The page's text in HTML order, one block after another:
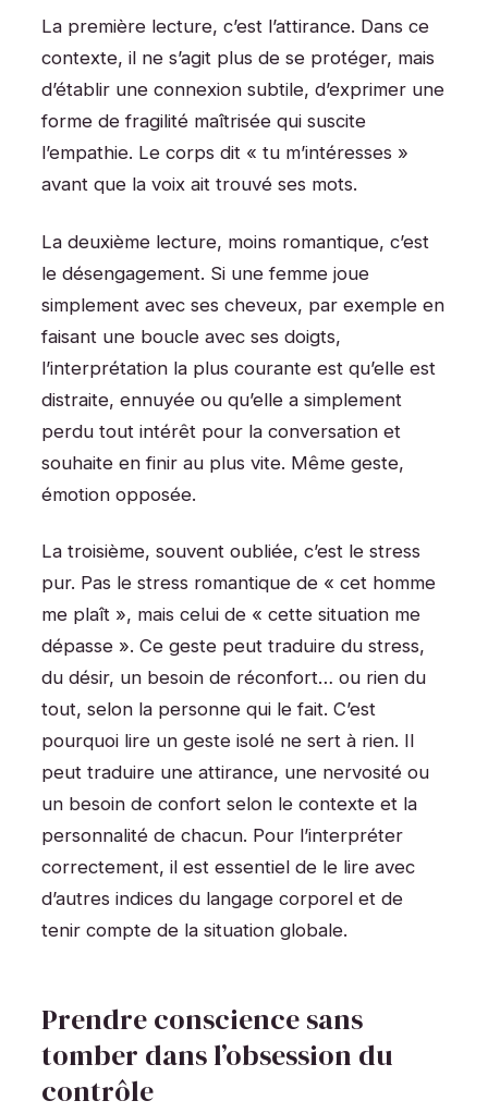
La première lecture, c’est l’attirance. Dans ce
contexte, il ne s’agit plus de se protéger, mais
d’établir une connexion subtile, d’exprimer une
forme de fragilité maîtrisée qui suscite
l’empathie. Le corps dit « tu m’intéresses »
avant que la voix ait trouvé ses mots.
La deuxième lecture, moins romantique, c’est
le désengagement. Si une femme joue
simplement avec ses cheveux, par exemple en
faisant une boucle avec ses doigts,
l’interprétation la plus courante est qu’elle est
distraite, ennuyée ou qu’elle a simplement
perdu tout intérêt pour la conversation et
souhaite en finir au plus vite. Même geste,
émotion opposée.
La troisième, souvent oubliée, c’est le stress
pur. Pas le stress romantique de « cet homme
me plaît », mais celui de « cette situation me
dépasse ». Ce geste peut traduire du stress,
du désir, un besoin de réconfort… ou rien du
tout, selon la personne qui le fait. C’est
pourquoi lire un geste isolé ne sert à rien. Il
peut traduire une attirance, une nervosité ou
un besoin de confort selon le contexte et la
personnalité de chacun. Pour l’interpréter
correctement, il est essentiel de le lire avec
d’autres indices du langage corporel et de
tenir compte de la situation globale.
Prendre conscience sans
tomber dans l’obsession du
contrôle